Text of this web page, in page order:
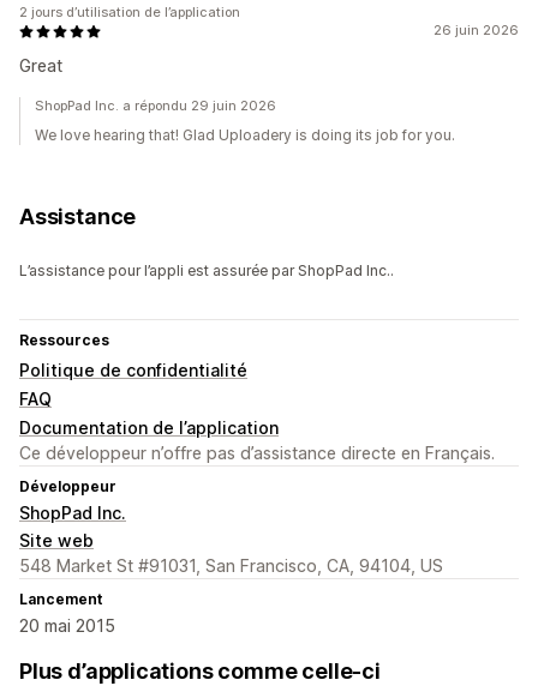
26 juin 2026
Great
2 jours d’utilisation de l’application
ShopPad Inc. a répondu 29 juin 2026
We love hearing that! Glad Uploadery is doing its job for you.
Assistance
L’assistance pour l’appli est assurée par ShopPad Inc..
Ressources
Politique de confidentialité
FAQ
Documentation de l’application
Ce développeur n’offre pas d’assistance directe en Français.
Développeur
ShopPad Inc.
Site web
548 Market St #91031, San Francisco, CA, 94104, US
Lancement
20 mai 2015
Plus d’applications comme celle-ci